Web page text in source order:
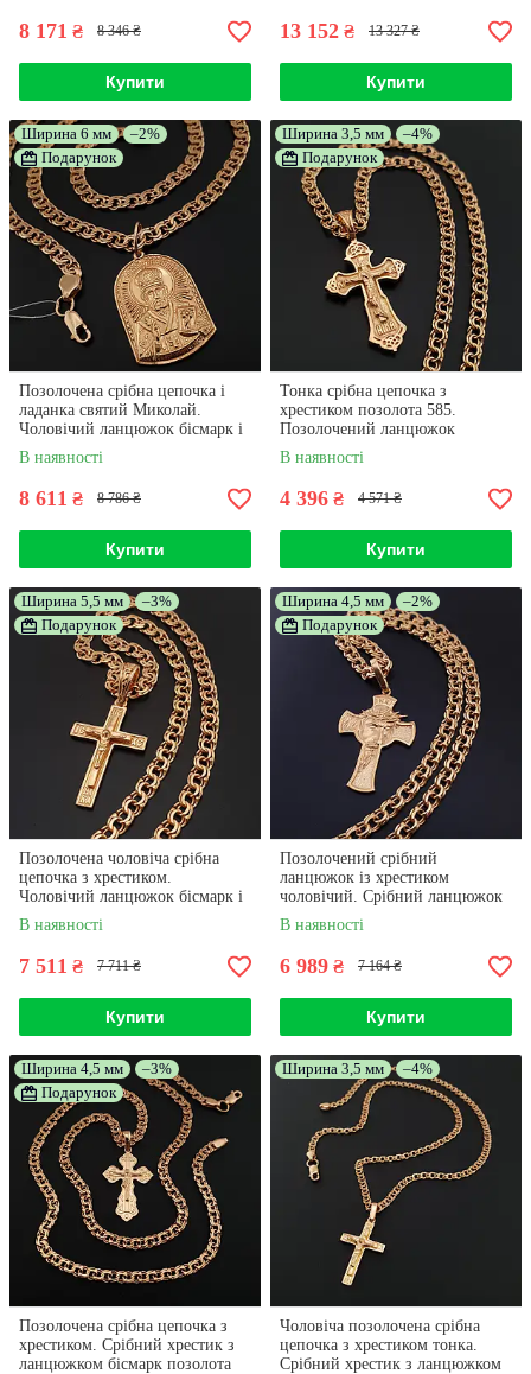
8 171 ₴ 8 346 ₴
Купити
13 152 ₴ 13 327 ₴
Купити
Ширина 6 мм
–2%
Подарунок
Позолочена срібна цепочка і
ладанка святий Миколай.
Чоловічий ланцюжок бісмарк і
кулон іконка позолота 585 55
см
В наявності
8 611 ₴ 8 786 ₴
Купити
Ширина 3,5 мм
–4%
Подарунок
Тонка срібна цепочка з
хрестиком позолота 585.
Позолочений ланцюжок
бісмарк і кулон хрестик срібло
925 55 см
В наявності
4 396 ₴ 4 571 ₴
Купити
Ширина 5,5 мм
–3%
Подарунок
Позолочена чоловіча срібна
цепочка з хрестиком.
Чоловічий ланцюжок бісмарк і
кулон хрестик позолота 585. 55
см
В наявності
7 511 ₴ 7 711 ₴
Купити
Ширина 4,5 мм
–2%
Подарунок
Позолочений срібний
ланцюжок із хрестиком
чоловічий. Срібний ланцюжок
із позолотою 585 і хрестик
срібло 925. 60 см
В наявності
6 989 ₴ 7 164 ₴
Купити
Ширина 4,5 мм
–3%
Подарунок
Позолочена срібна цепочка з
хрестиком. Срібний хрестик з
ланцюжком бісмарк позолота
Ширина 3,5 мм –4%
Чоловіча позолочена срібна
цепочка з хрестиком тонка.
Срібний хрестик з ланцюжком